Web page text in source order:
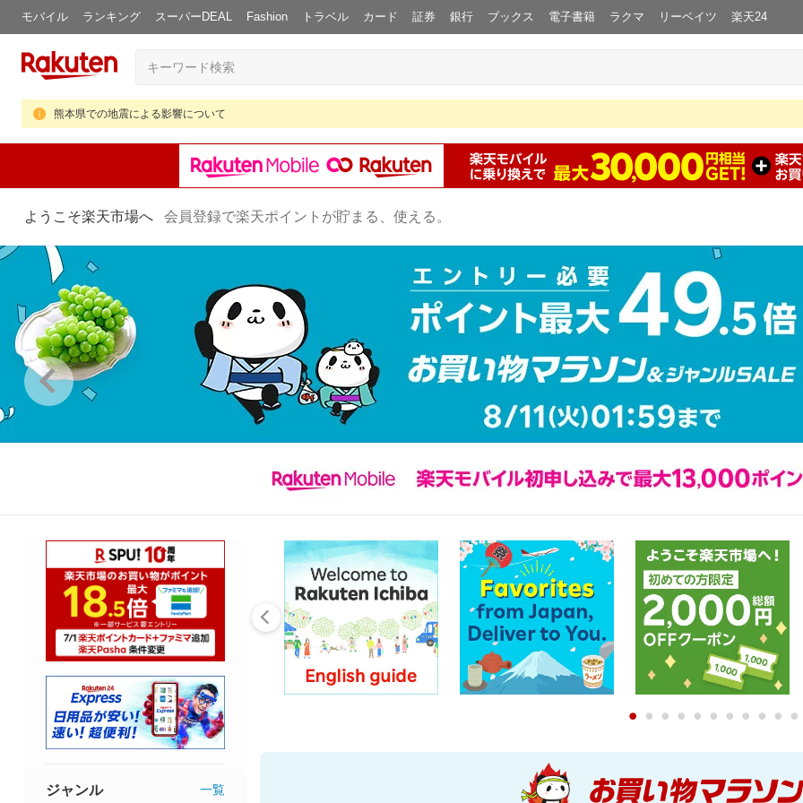
モバイル ランキング スーパーDEAL Fashion トラベル カード 証券 銀行 ブックス 電子書籍 ラクマ リーベイツ 楽天24
熊本県での地震による影響について
ようこそ楽天市場へ 会員登録で楽天ポイントが貯まる、使える。
0 1 2 3 4 5 6 7 8 9
ジャンル 一覧